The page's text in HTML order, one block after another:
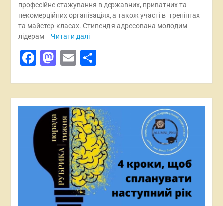
професійне стажування в державних, приватних та
некомерційних організаціях, а також участі в тренінгах
та майстер-класах. Стипендія адресована молодим
лідерам
Читати далі
Facebook
Mastodon
EmailПоділитися